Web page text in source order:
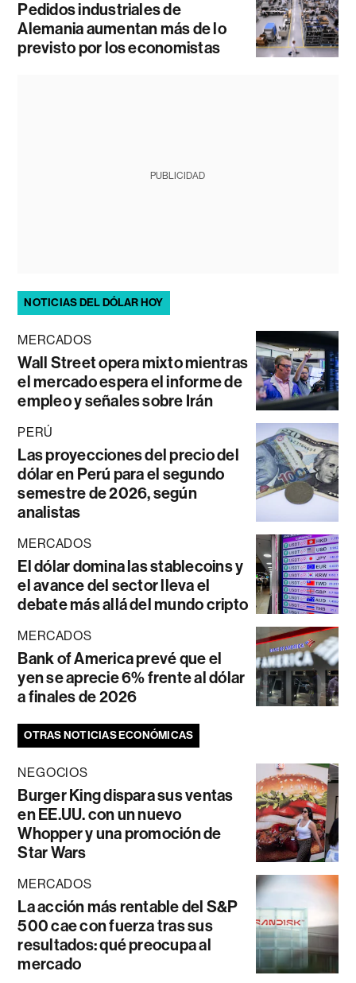
Pedidos industriales de
Alemania aumentan más de lo
previsto por los economistas
PUBLICIDAD
NOTICIAS DEL DÓLAR HOY
MERCADOS
Wall Street opera mixto mientras
el mercado espera el informe de
empleo y señales sobre Irán
PERÚ
Las proyecciones del precio del
dólar en Perú para el segundo
semestre de 2026, según
analistas
MERCADOS
El dólar domina las stablecoins y
el avance del sector lleva el
debate más allá del mundo cripto
MERCADOS
Bank of America prevé que el
yen se aprecie 6% frente al dólar
a finales de 2026
OTRAS NOTICIAS ECONÓMICAS
NEGOCIOS
Burger King dispara sus ventas
en EE.UU. con un nuevo
Whopper y una promoción de
Star Wars
MERCADOS
La acción más rentable del S&P
500 cae con fuerza tras sus
resultados: qué preocupa al
mercado